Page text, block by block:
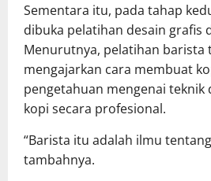
Sementara itu, pada tahap
dibuka pelatihan desain grafis
Menurutnya, pelatihan barista
mengajarkan cara membuat
pengetahuan mengenai teknik
kopi secara profesional.
“Barista itu adalah ilmu
tambahnya.